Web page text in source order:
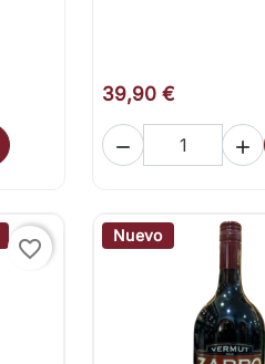
al carrito
39,90 €
 
favorite_border
Nuevo